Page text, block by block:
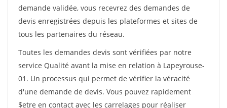
demande validée, vous recevrez des demandes de
devis enregistrées depuis les plateformes et sites de
tous les partenaires du réseau.
Toutes les demandes devis sont vérifiées par notre
service Qualité avant la mise en relation à Lapeyrouse-
01. Un processus qui permet de vérifier la véracité
d'une demande de devis. Vous pouvez rapidement
$etre en contact avec les carrelages pour réaliser